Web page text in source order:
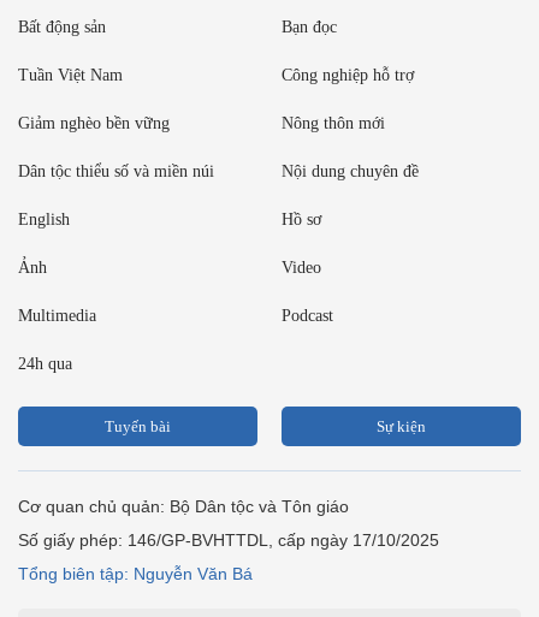
Bất động sản Bạn đọc
Tuần Việt Nam Công nghiệp hỗ trợ
Giảm nghèo bền vững Nông thôn mới
Dân tộc thiểu số và miền núi Nội dung chuyên đề
English Hồ sơ
Ảnh Video
Multimedia Podcast
24h qua
Tuyến bài Sự kiện
Cơ quan chủ quản: Bộ Dân tộc và Tôn giáo
Số giấy phép: 146/GP-BVHTTDL, cấp ngày 17/10/2025
Tổng biên tập: Nguyễn Văn Bá